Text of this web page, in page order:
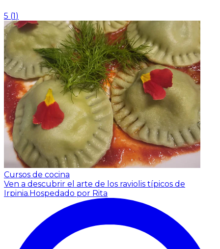
5 (1)
Cursos de cocina
Ven a descubrir el arte de los raviolis típicos de
Irpinia.Hospedado por Rita